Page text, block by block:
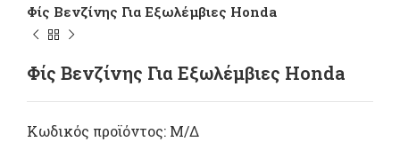
Φίς Βενζίνης Για Εξωλέμβιες Honda
Φίς Βενζίνης Για Εξωλέμβιες Honda
Κωδικός προϊόντος: Μ/Δ